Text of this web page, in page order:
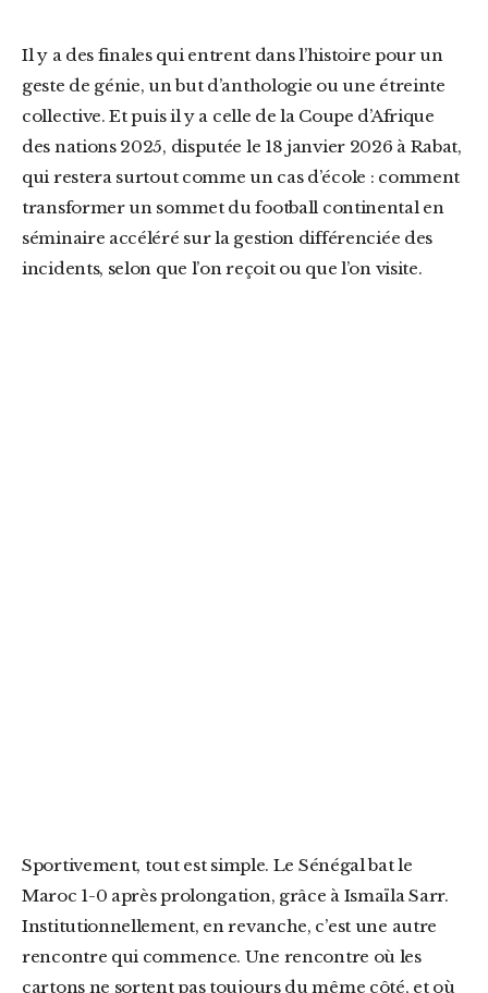
Il y a des finales qui entrent dans l’histoire pour un
geste de génie, un but d’anthologie ou une étreinte
collective. Et puis il y a celle de la Coupe d’Afrique
des nations 2025, disputée le 18 janvier 2026 à Rabat,
qui restera surtout comme un cas d’école : comment
transformer un sommet du football continental en
séminaire accéléré sur la gestion différenciée des
incidents, selon que l’on reçoit ou que l’on visite.
Sportivement, tout est simple. Le Sénégal bat le
Maroc 1-0 après prolongation, grâce à Ismaïla Sarr.
Institutionnellement, en revanche, c’est une autre
rencontre qui commence. Une rencontre où les
cartons ne sortent pas toujours du même côté, et où